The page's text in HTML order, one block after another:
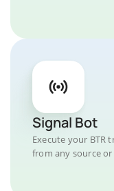
Signal Bot
Execute your BTR
from any source or